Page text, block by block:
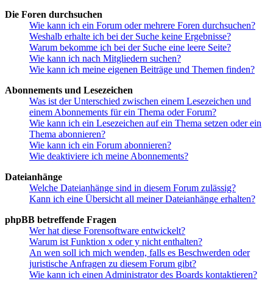
Die Foren durchsuchen
Wie kann ich ein Forum oder mehrere Foren durchsuchen?
Weshalb erhalte ich bei der Suche keine Ergebnisse?
Warum bekomme ich bei der Suche eine leere Seite?
Wie kann ich nach Mitgliedern suchen?
Wie kann ich meine eigenen Beiträge und Themen finden?
Abonnements und Lesezeichen
Was ist der Unterschied zwischen einem Lesezeichen und
einem Abonnements für ein Thema oder Forum?
Wie kann ich ein Lesezeichen auf ein Thema setzen oder ein
Thema abonnieren?
Wie kann ich ein Forum abonnieren?
Wie deaktiviere ich meine Abonnements?
Dateianhänge
Welche Dateianhänge sind in diesem Forum zulässig?
Kann ich eine Übersicht all meiner Dateianhänge erhalten?
phpBB betreffende Fragen
Wer hat diese Forensoftware entwickelt?
Warum ist Funktion x oder y nicht enthalten?
An wen soll ich mich wenden, falls es Beschwerden oder
juristische Anfragen zu diesem Forum gibt?
Wie kann ich einen Administrator des Boards kontaktieren?